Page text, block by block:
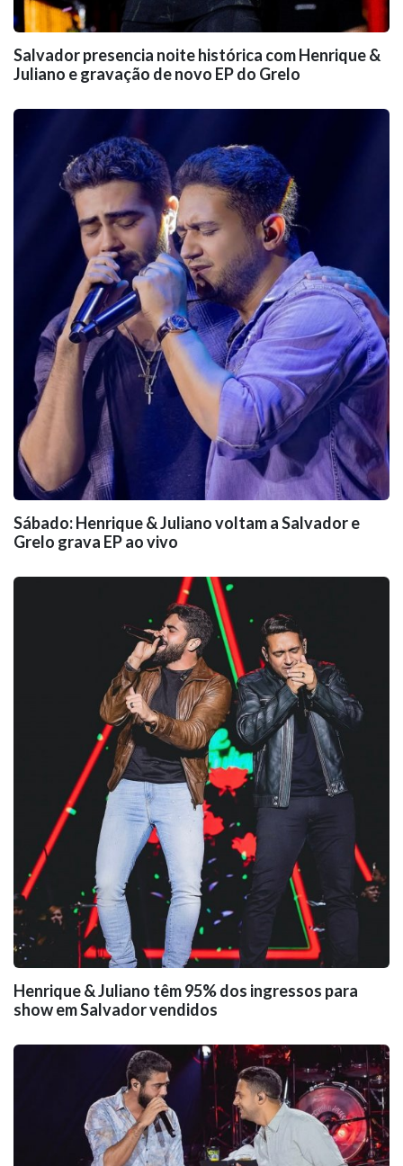
Salvador presencia noite histórica com Henrique &
Juliano e gravação de novo EP do Grelo
Sábado: Henrique & Juliano voltam a Salvador e
Grelo grava EP ao vivo
Henrique & Juliano têm 95% dos ingressos para
show em Salvador vendidos